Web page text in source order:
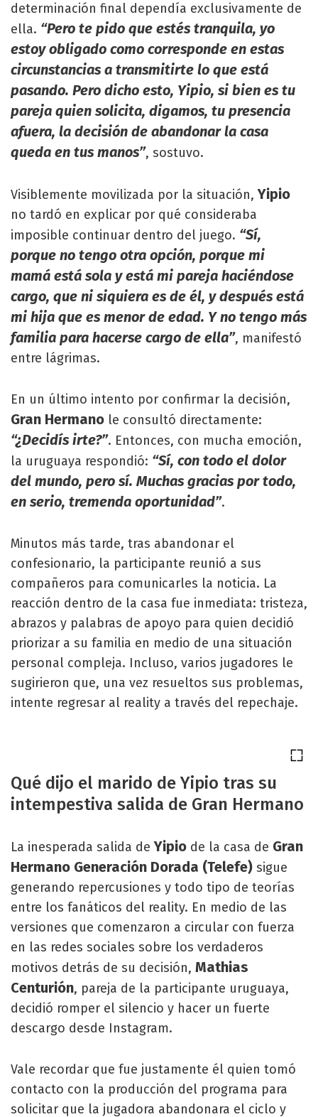
determinación final dependía exclusivamente de
ella. “Pero te pido que estés tranquila, yo
estoy obligado como corresponde en estas
circunstancias a transmitirte lo que está
pasando. Pero dicho esto, Yipio, si bien es tu
pareja quien solicita, digamos, tu presencia
afuera, la decisión de abandonar la casa
queda en tus manos”, sostuvo.
Visiblemente movilizada por la situación,Yipio
no tardó en explicar por qué consideraba
imposible continuar dentro del juego. “Sí,
porque no tengo otra opción, porque mi
mamá está sola y está mi pareja haciéndose
cargo, que ni siquiera es de él, y después está
mi hija que es menor de edad. Y no tengo más
familia para hacerse cargo de ella”, manifestó
entre lágrimas.
En un último intento por confirmar la decisión,
Gran Hermano le consultó directamente:
“¿Decidís irte?”. Entonces, con mucha emoción,
la uruguaya respondió: “Sí, con todo el dolor
del mundo, pero sí. Muchas gracias por todo,
en serio, tremenda oportunidad”.
Minutos más tarde, tras abandonar el
confesionario, la participante reunió a sus
compañeros para comunicarles la noticia. La
reacción dentro de la casa fue inmediata: tristeza,
abrazos y palabras de apoyo para quien decidió
priorizar a su familia en medio de una situación
personal compleja. Incluso, varios jugadores le
sugirieron que, una vez resueltos sus problemas,
intente regresar al reality a través del repechaje.
Qué dijo el marido de Yipio tras su
intempestiva salida de Gran Hermano
La inesperada salida deYipio de la casa de Gran
Hermano Generación Dorada (Telefe) sigue
generando repercusiones y todo tipo de teorías
entre los fanáticos del reality. En medio de las
versiones que comenzaron a circular con fuerza
en las redes sociales sobre los verdaderos
motivos detrás de su decisión, Mathias
Centurión, pareja de la participante uruguaya,
decidió romper el silencio y hacer un fuerte
descargo desde Instagram.
Vale recordar que fue justamente él quien tomó
contacto con la producción del programa para
solicitar que la jugadora abandonara el ciclo y